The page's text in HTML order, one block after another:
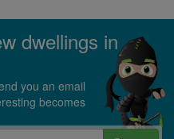
dwellings in
you an email
becomes